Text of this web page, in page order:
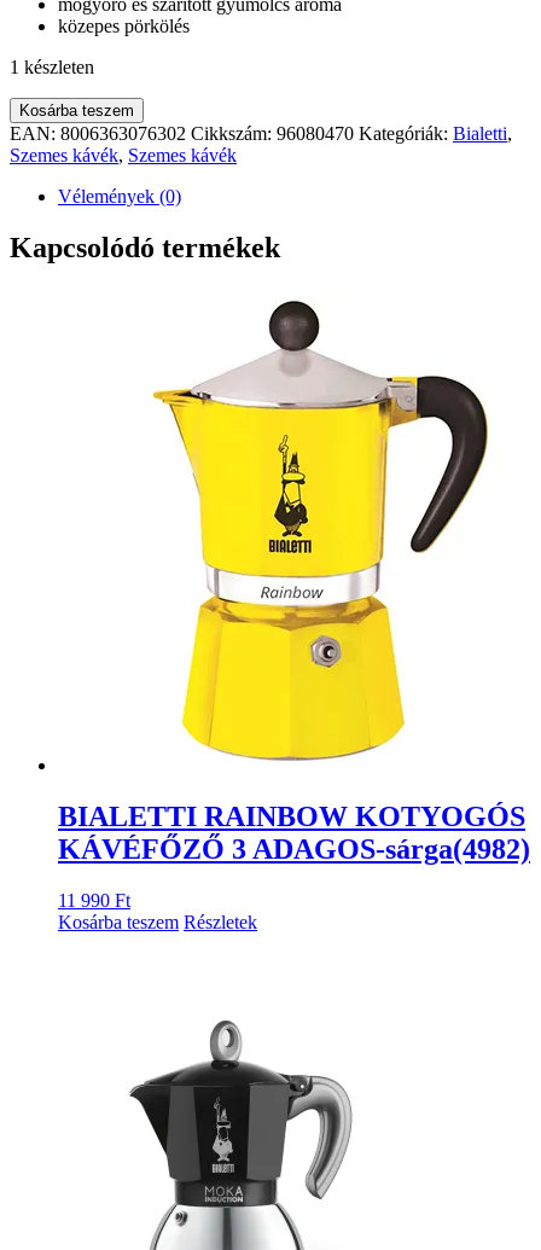
mogyoró és szárított gyümölcs aroma
közepes pörkölés
1 készleten
BIALETTI
CLASSICO
SZEMES
mennyiség
Kosárba teszem
EAN: 8006363076302 Cikkszám: 96080470 Kategóriák: Bialetti,
Szemes kávék, Szemes kávék
Vélemények (0)
Kapcsolódó termékek
BIALETTI RAINBOW KOTYOGÓS
KÁVÉFŐZŐ 3 ADAGOS-sárga(4982)
11 990 Ft
Kosárba teszem Részletek